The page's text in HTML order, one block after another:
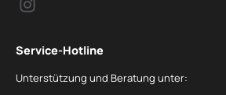
Service-Hotline
Unterstützung und Beratung unter: